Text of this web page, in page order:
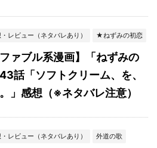
レビュー（ネタバレあり） ★ねずみの初恋
ファブル系漫画】「ねずみの
話「ソフトクリーム、を、
」感想（※ネタバレ注意）
レビュー（ネタバレあり） 外道の歌